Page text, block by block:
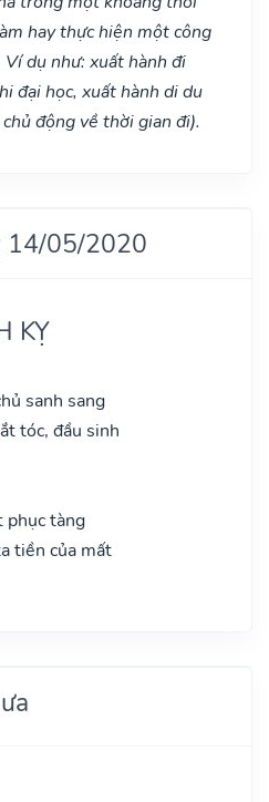
hay thực hiện một công
dụ như: xuất hành đi
đại học, xuất hành di du
động về thời gian đi).
14/05/2020
KỴ
sanh sang
tóc, đầu sinh
phục tàng
tiền của mất